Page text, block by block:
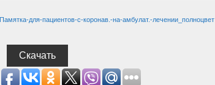
Памятка-для-пациентов-с-коронав.-на-амбулат.-лечении_полноцвет
Скачать